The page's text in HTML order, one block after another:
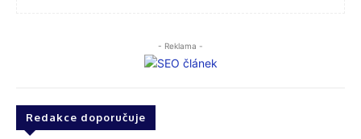
- Reklama -
Redakce doporučuje